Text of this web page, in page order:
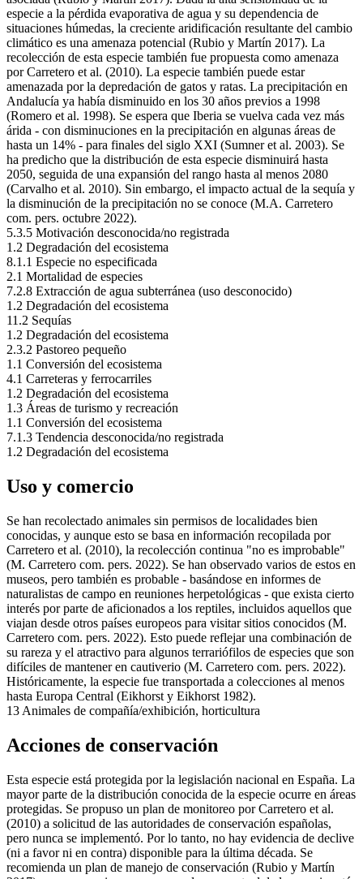
especie a la pérdida evaporativa de agua y su dependencia de
situaciones húmedas, la creciente aridificación resultante del cambio
climático es una amenaza potencial (Rubio y Martín 2017). La
recolección de esta especie también fue propuesta como amenaza
por Carretero et al. (2010). La especie también puede estar
amenazada por la depredación de gatos y ratas. La precipitación en
Andalucía ya había disminuido en los 30 años previos a 1998
(Romero et al. 1998). Se espera que Iberia se vuelva cada vez más
árida - con disminuciones en la precipitación en algunas áreas de
hasta un 14% - para finales del siglo XXI (Sumner et al. 2003). Se
ha predicho que la distribución de esta especie disminuirá hasta
2050, seguida de una expansión del rango hasta al menos 2080
(Carvalho et al. 2010). Sin embargo, el impacto actual de la sequía y
la disminución de la precipitación no se conoce (M.A. Carretero
com. pers. octubre 2022).
5.3.5 Motivación desconocida/no registrada
1.2 Degradación del ecosistema
8.1.1 Especie no especificada
2.1 Mortalidad de especies
7.2.8 Extracción de agua subterránea (uso desconocido)
1.2 Degradación del ecosistema
11.2 Sequías
1.2 Degradación del ecosistema
2.3.2 Pastoreo pequeño
1.1 Conversión del ecosistema
4.1 Carreteras y ferrocarriles
1.2 Degradación del ecosistema
1.3 Áreas de turismo y recreación
1.1 Conversión del ecosistema
7.1.3 Tendencia desconocida/no registrada
1.2 Degradación del ecosistema
Uso y comercio
Se han recolectado animales sin permisos de localidades bien
conocidas, y aunque esto se basa en información recopilada por
Carretero et al. (2010), la recolección continua "no es improbable"
(M. Carretero com. pers. 2022). Se han observado varios de estos en
museos, pero también es probable - basándose en informes de
naturalistas de campo en reuniones herpetológicas - que exista cierto
interés por parte de aficionados a los reptiles, incluidos aquellos que
viajan desde otros países europeos para visitar sitios conocidos (M.
Carretero com. pers. 2022). Esto puede reflejar una combinación de
su rareza y el atractivo para algunos terrariófilos de especies que son
difíciles de mantener en cautiverio (M. Carretero com. pers. 2022).
Históricamente, la especie fue transportada a colecciones al menos
hasta Europa Central (Eikhorst y Eikhorst 1982).
13 Animales de compañía/exhibición, horticultura
Acciones de conservación
Esta especie está protegida por la legislación nacional en España. La
mayor parte de la distribución conocida de la especie ocurre en áreas
protegidas. Se propuso un plan de monitoreo por Carretero et al.
(2010) a solicitud de las autoridades de conservación españolas,
pero nunca se implementó. Por lo tanto, no hay evidencia de declive
(ni a favor ni en contra) disponible para la última década. Se
recomienda un plan de manejo de conservación (Rubio y Martín